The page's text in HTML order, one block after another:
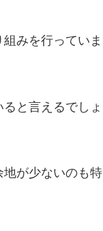
みを行っていま
と言えるでしょ
が少ないのも特